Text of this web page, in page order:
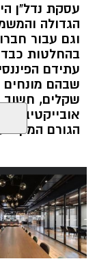
עסקת נדל"ן
הגדולה
וגם עבור
בהחלטות
עתידם
שבהם מונחים
שקלים, חשוב
אובייקטיבי,
הגורם
שווי של
הביטחון
ובטוחות.
תוכן שיווקי / 09:49 05.08.26